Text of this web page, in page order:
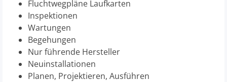
Fluchtwegpläne Laufkarten
Inspektionen
Wartungen
Begehungen
Nur führende Hersteller
Neuinstallationen
Planen, Projektieren, Ausführen